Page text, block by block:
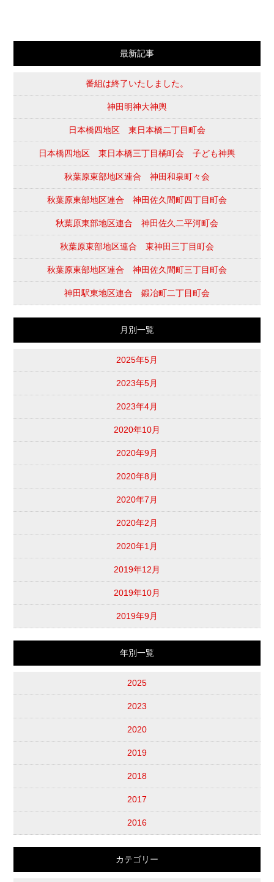
最新記事
番組は終了いたしました。
神田明神大神輿
日本橋四地区 東日本橋二丁目町会
日本橋四地区 東日本橋三丁目橘町会 子ども神輿
秋葉原東部地区連合 神田和泉町々会
秋葉原東部地区連合 神田佐久間町四丁目町会
秋葉原東部地区連合 神田佐久二平河町会
秋葉原東部地区連合 東神田三丁目町会
秋葉原東部地区連合 神田佐久間町三丁目町会
神田駅東地区連合 鍛冶町二丁目町会
月別一覧
2025年5月
2023年5月
2023年4月
2020年10月
2020年9月
2020年8月
2020年7月
2020年2月
2020年1月
2019年12月
2019年10月
2019年9月
年別一覧
2025
2023
2020
2019
2018
2017
2016
カテゴリー